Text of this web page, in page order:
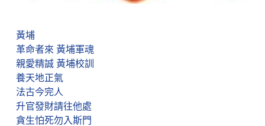
黃埔
革命者來 黃埔軍魂
親愛精誠 黃埔校訓
養天地正氣
法古今完人
升官發財請往他處
貪生怕死勿入斯門